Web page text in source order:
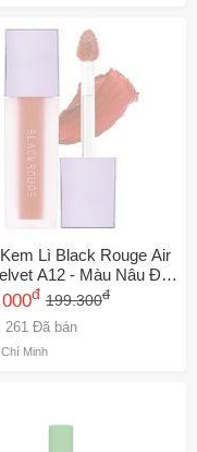
Lì Black Rouge Air
A12 - Màu Nâu Đỏ
Tự Nhiên, Chất Son
Mịn, Bám Môi Lâu Trôi,
Cho Nàng Yêu Thích
Điểm
đ 199.300đ
261 Đã bán
Minh